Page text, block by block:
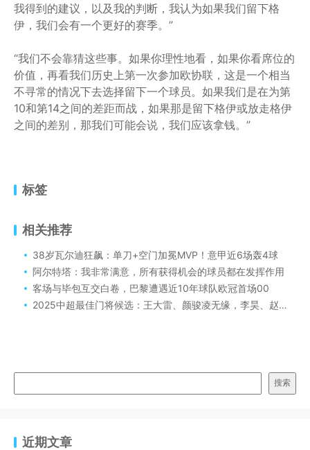
我得到的建议，以及我的判断，我认为如果我们留下格
伊，我们会有一个更好的赛季。”
“我们不会靠猜这些事。如果你理性地看，如果你看席位的
价值，再看我们历史上第一次参加欧协联，这是一个相当
不寻常的情况下去选择留下一个球员。如果我们是在为第
10和第14之间的差距而战，如果那是留下格伊或放走格伊
之间的差别，那我们可能会说，我们应该拿钱。”
标签
相关推荐
38岁瓦尔迪狂飙：单刀+空门加冕MVP！意甲近6场轰4球
阿尔特塔：我非常满意，所有获得机会的球员都在发挥作用
客场与毕包互交白卷，巴黎遭遇近10年球队欧冠首场00
2025中超最佳门将候选：王大雷、颜骏凌无缘，李昊、赵博在列
搜索
近期文章